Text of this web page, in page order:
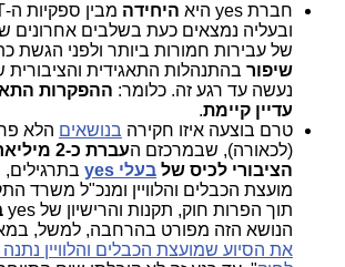
חברת yes היא
היחידה
ובעליה נמצאים כעת בשלבים אחרונים
של עבירות חמורות ביותר ולפני הגשת
שיפור
נעשה עד רגע זה. כלומר: ההפקרות
עדיין קיימת.
טרם בוצעה איזו חקירה בנושאים הלא
(לכאורה), שבמרכזם ה
עברת כ-
הציבורי לכיס של בעלי yes
מועצת הכבלים והלוויין ומנכ"ל משרד
תוך הפרות חוק, תקנות והרישיון של yes
הנושא הזה מפורט בהרחבה, למשל,